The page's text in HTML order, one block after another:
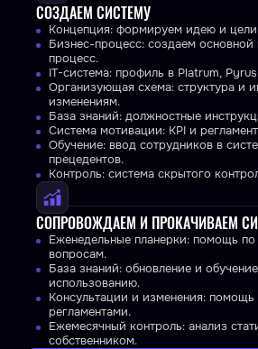
СОЗДАЕМ СИСТЕМУ
Концепция: формируем идею и
Бизнес-процесс: создаем
процесс.
IT-система: профиль в Platrum,
Организующая схема: структура и
изменениям.
База знаний: должностные
Система мотивации: KPI и
Обучение: ввод сотрудников в
прецедентов.
Контроль: система скрытого
СОПРОВОЖДАЕМ И ПРОКАЧИВАЕМ
Еженедельные планерки: помощь по
вопросам.
База знаний: обновление и
использованию.
Консультации и изменения: помощь
регламентами.
Ежемесячный контроль: анализ
собственником.